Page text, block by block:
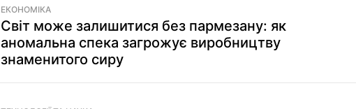
ЕКОНОМІКА
Світ може залишитися без пармезану: як
аномальна спека загрожує виробництву
знаменитого сиру